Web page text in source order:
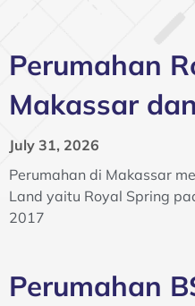
Perumahan
Makassar
July 31, 2026
Perumahan di Makassar
Land yaitu Royal Spring
2017
Perumahan